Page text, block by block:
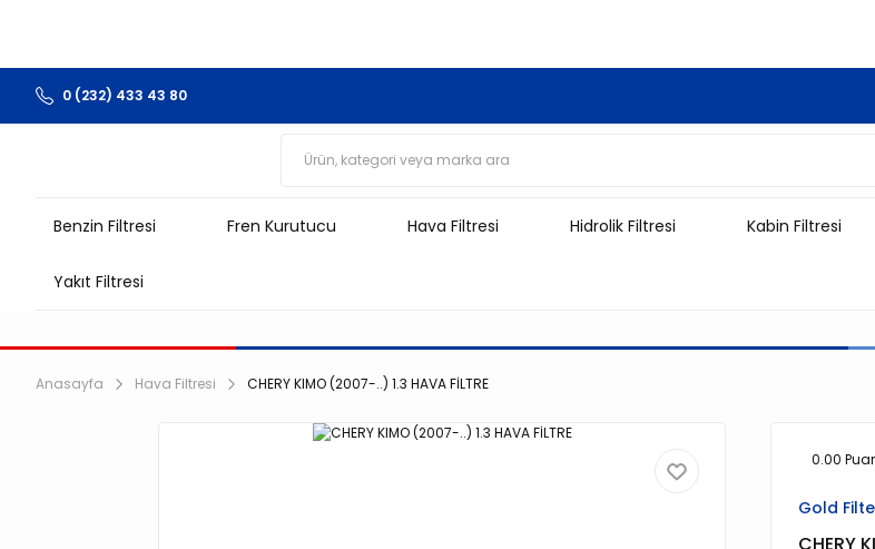
0 (232) 433 43 80
Benzin Filtresi Fren Kurutucu Hava Filtresi Hidrolik Filtresi Kabin Filtresi
Yakıt Filtresi
Anasayfa Hava Filtresi CHERY KIMO (2007-..) 1.3 HAVA FİLTRE
0.00
Gold